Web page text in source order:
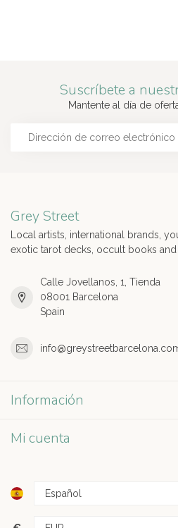
Suscríbete a
Mantente al día de
Grey Street
Local artists, international brands,
exotic tarot decks, occult books
Calle Jovellanos, 1, Tienda
08001 Barcelona
Spain
Información
Mi cuenta